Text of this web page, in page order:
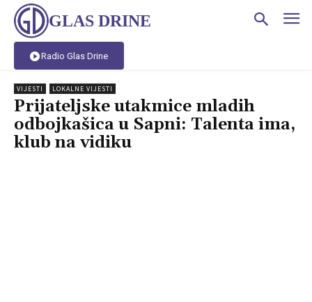
GLAS DRINE
Radio Glas Drine
VIJESTI LOKALNE VIJESTI
Prijateljske utakmice mladih
odbojkašica u Sapni: Talenta ima,
klub na vidiku